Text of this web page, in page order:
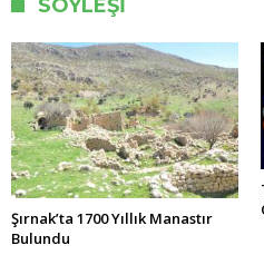
SÖYLEŞI
Şırnak’ta 1700 Yıllık Manastır
Bulundu